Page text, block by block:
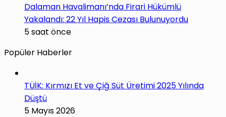
Dalaman Havalimanı’nda Firari Hükümlü
Yakalandı: 22 Yıl Hapis Cezası Bulunuyordu
5 saat önce
Popüler Haberler
TÜİK: Kırmızı Et ve Çiğ Süt Üretimi 2025 Yılında
Düştü
5 Mayıs 2026